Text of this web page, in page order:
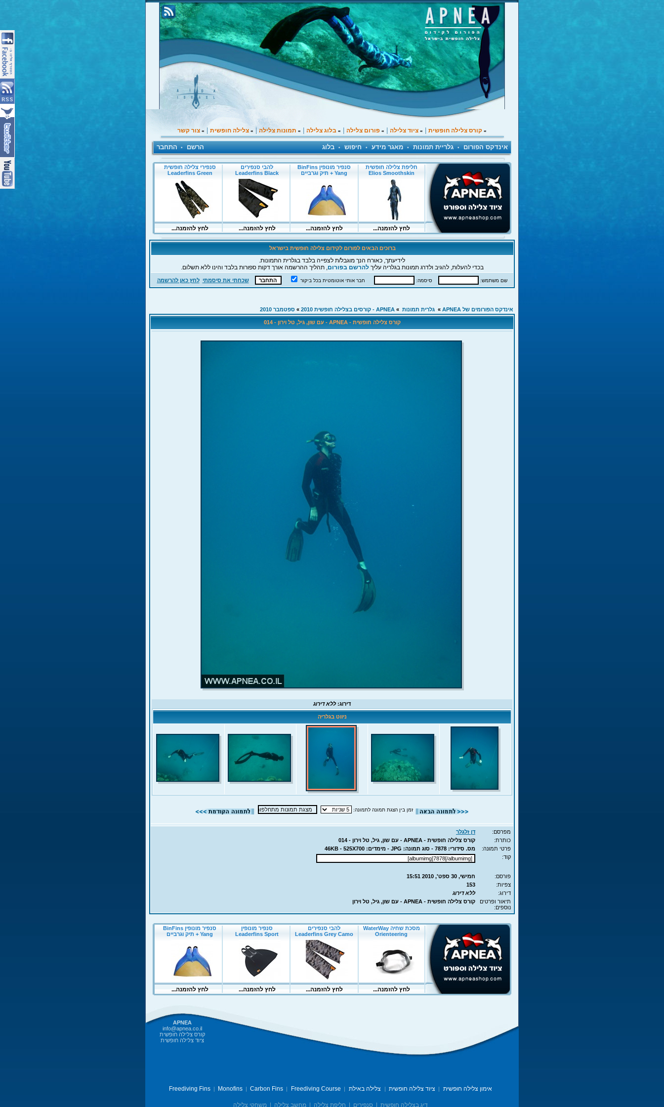
» קורס צלילה חופשית |
» ציוד צלילה |
» פורום צלילה |
» בלוג צלילה |
» תמונות צלילה |
» צלילה חופשית |
» צור קשר
אינדקס הפורום • גלריית תמונות • מאגר מידע • חיפוש • בלוג הרשם • התחבר
ברוכים הבאים לפורום לקידום צלילה חופשית בישראל
לידיעתך, כאורח הנך מוגבל/ת לצפייה בלבד בגלרית התמונות.
בכדי להעלות, להגיב ולדרג תמונות בגלריה עליךלהרשם בפורום, תהליך ההרשמה אורך דקות ספורות בלבד והינו ללא תשלום.
שם משתמש: סיסמה: חבר אותי אוטומטית בכל ביקור שכחתי את סיסמתי לחץ כאן להרשמה
אינדקס הפורומים של APNEA » גלרית תמונות » APNEA - קורסים בצלילה חופשית 2010 » ספטמבר 2010
קורס צלילה חופשית - APNEA - עם שון, גיל, טל וירון - 014
דירוג:ללא דירוג
ניווט בגלריה
זמן בין הצגת תמונה לתמונה:
מפרסם:
דן זלגלר
כותרת:
קורס צלילה חופשית - APNEA - עם שון, גיל, טל וירון - 014
פרטי תמונה:
מס. סידורי: 7878 - סוג תמונה: JPG - מימדים: 46KB - 525X700
קוד:
פורסם:
חמישי, 30 ספט', 2010 15:51
צפיות:
153
דירוג:
ללא דירוג
תיאור ופרטים
נוספים:
קורס צלילה חופשית - APNEA - עם שון, גיל, טל וירון
APNEA
info@apnea.co.il
קורס צלילה חופשית
ציוד צלילה חופשית
אימון צלילה חופשית | ציוד צלילה חופשית | צלילה באילת |
Freediving Fins| Monofins| Carbon Fins| Freediving Course
דיג בצלילה חופשית סנפירים חליפת צלילה מחשב צלילה משחקי צלילה